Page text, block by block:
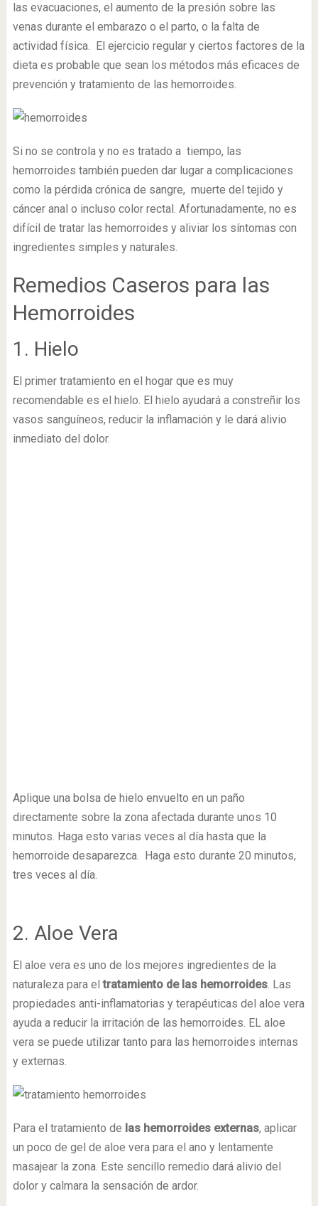
las evacuaciones, el aumento de la presión sobre las
venas durante el embarazo o el parto, o la falta de
actividad física. El ejercicio regular y ciertos factores de la
dieta es probable que sean los métodos más eficaces de
prevención y tratamiento de las hemorroides.
Si no se controla y no es tratado a tiempo, las
hemorroides también pueden dar lugar a complicaciones
como la pérdida crónica de sangre, muerte del tejido y
cáncer anal o incluso color rectal. Afortunadamente, no es
difícil de tratar las hemorroides y aliviar los síntomas con
ingredientes simples y naturales.
Remedios Caseros para las
Hemorroides
1. Hielo
El primer tratamiento en el hogar que es muy
recomendable es el hielo. El hielo ayudará a constreñir los
vasos sanguíneos, reducir la inflamación y le dará alivio
inmediato del dolor.
Aplique una bolsa de hielo envuelto en un paño
directamente sobre la zona afectada durante unos 10
minutos. Haga esto varias veces al día hasta que la
hemorroide desaparezca. Haga esto durante 20 minutos,
tres veces al día.
2. Aloe Vera
El aloe vera es uno de los mejores ingredientes de la
naturaleza para el tratamiento de las hemorroides. Las
propiedades anti-inflamatorias y terapéuticas del aloe vera
ayuda a reducir la irritación de las hemorroides. EL aloe
vera se puede utilizar tanto para las hemorroides internas
y externas.
Para el tratamiento de las hemorroides externas, aplicar
un poco de gel de aloe vera para el ano y lentamente
masajear la zona. Este sencillo remedio dará alivio del
dolor y calmara la sensación de ardor.